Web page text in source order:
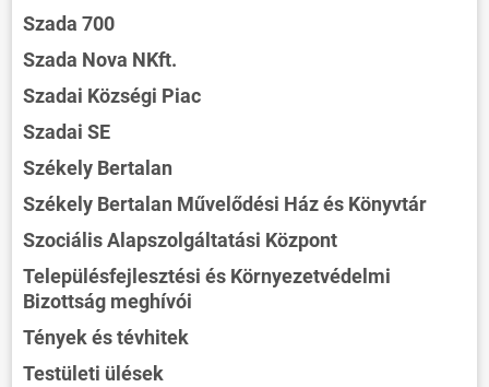
Szada 700
Szada Nova NKft.
Szadai Községi Piac
Szadai SE
Székely Bertalan
Székely Bertalan Művelődési Ház és Könyvtár
Szociális Alapszolgáltatási Központ
Településfejlesztési és Környezetvédelmi
Bizottság meghívói
Tények és tévhitek
Testületi ülések